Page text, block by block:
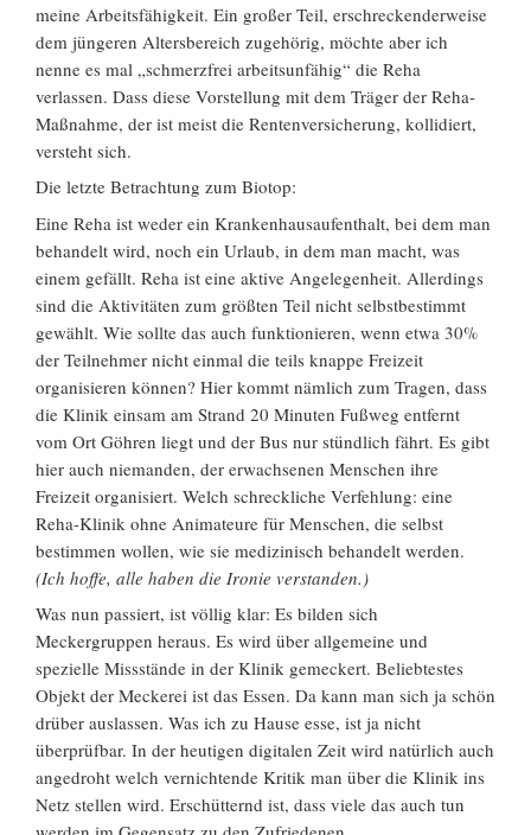
meine Arbeitsfähigkeit. Ein großer Teil, erschreckenderweise
dem jüngeren Altersbereich zugehörig, möchte aber ich
nenne es mal „schmerzfrei arbeitsunfähig“ die Reha
verlassen. Dass diese Vorstellung mit dem Träger der Reha-
Maßnahme, der ist meist die Rentenversicherung, kollidiert,
versteht sich.
Die letzte Betrachtung zum Biotop:
Eine Reha ist weder ein Krankenhausaufenthalt, bei dem man
behandelt wird, noch ein Urlaub, in dem man macht, was
einem gefällt. Reha ist eine aktive Angelegenheit. Allerdings
sind die Aktivitäten zum größten Teil nicht selbstbestimmt
gewählt. Wie sollte das auch funktionieren, wenn etwa 30%
der Teilnehmer nicht einmal die teils knappe Freizeit
organisieren können? Hier kommt nämlich zum Tragen, dass
die Klinik einsam am Strand 20 Minuten Fußweg entfernt
vom Ort Göhren liegt und der Bus nur stündlich fährt. Es gibt
hier auch niemanden, der erwachsenen Menschen ihre
Freizeit organisiert. Welch schreckliche Verfehlung: eine
Reha-Klinik ohne Animateure für Menschen, die selbst
bestimmen wollen, wie sie medizinisch behandelt werden.
(Ich hoffe, alle haben die Ironie verstanden.)
Was nun passiert, ist völlig klar: Es bilden sich
Meckergruppen heraus. Es wird über allgemeine und
spezielle Missstände in der Klinik gemeckert. Beliebtestes
Objekt der Meckerei ist das Essen. Da kann man sich ja schön
drüber auslassen. Was ich zu Hause esse, ist ja nicht
überprüfbar. In der heutigen digitalen Zeit wird natürlich auch
angedroht welch vernichtende Kritik man über die Klinik ins
Netz stellen wird. Erschütternd ist, dass viele das auch tun